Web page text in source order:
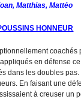
Matthias, Mattéo
HONNEUR
en défense
dans les doubles
En faisant une
à creuser un